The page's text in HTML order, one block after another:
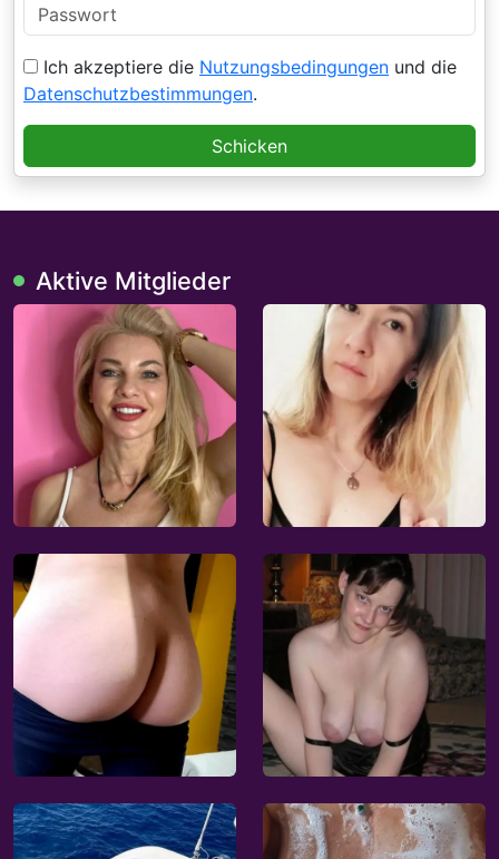
Ich akzeptiere die Nutzungsbedingungen und die
Datenschutzbestimmungen.
Schicken
Aktive Mitglieder